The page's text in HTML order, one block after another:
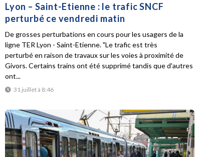
Lyon – Saint-Etienne : le trafic SNCF
perturbé ce vendredi matin
31 juillet à 8:46
De grosses perturbations en cours pour les usagers de la
ligne TER Lyon - Saint-Etienne. "Le trafic est très
perturbé en raison de travaux sur les voies à proximité de
Givors. Certains trains ont été supprimé tandis que d'autres
ont...